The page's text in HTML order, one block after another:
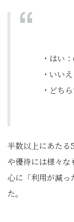
・はい
・いい
・どち
半数以上にあた
や優待には様々
心に「利用が減っ
た。